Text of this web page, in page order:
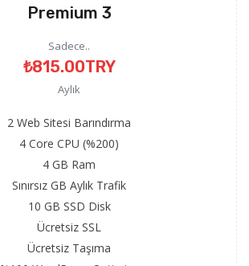
Premium 3
Sadece..
₺815.00TRY
Aylık
2 Web Sitesi Barındırma
4 Core CPU (%200)
4 GB Ram
Sınırsız GB Aylık Trafik
10 GB SSD Disk
Ücretsiz SSL
Ücretsiz Taşıma